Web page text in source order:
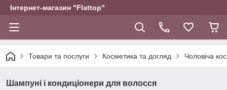
Інтернет-магазин "Flattop"
Товари та послуги Косметика та догляд Чоловіча
Шампуні і кондиціонери для волосся